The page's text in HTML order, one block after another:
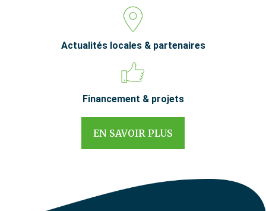
Actualités locales & partenaires
Financement & projets
EN SAVOIR PLUS